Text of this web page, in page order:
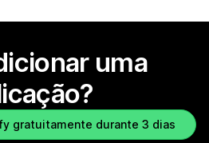
uma
gratuitamente durante 3 dias